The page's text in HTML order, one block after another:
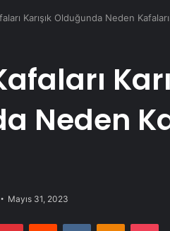
Karışık Olduğunda Neden
Neden
Mayıs 31, 2023
PinterestReddit VKontakte